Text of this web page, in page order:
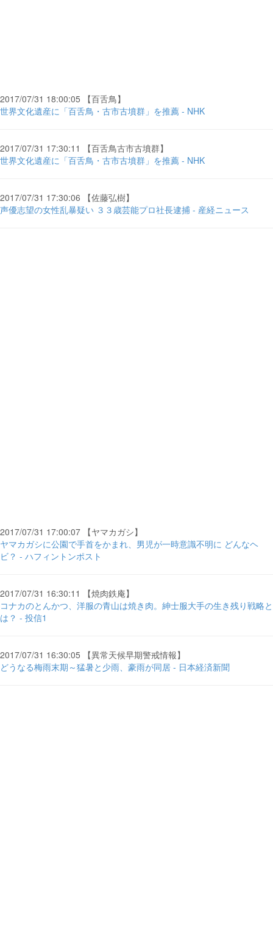
2017/07/31 18:00:05 【百舌鳥】
世界文化遺産に「百舌鳥・古市古墳群」を推薦 - NHK
2017/07/31 17:30:11 【百舌鳥古市古墳群】
世界文化遺産に「百舌鳥・古市古墳群」を推薦 - NHK
2017/07/31 17:30:06 【佐藤弘樹】
声優志望の女性乱暴疑い ３３歳芸能プロ社長逮捕 - 産経ニュース
2017/07/31 17:00:07 【ヤマカガシ】
ヤマカガシに公園で手首をかまれ、男児が一時意識不明に どんなヘ
ビ？ - ハフィントンポスト
2017/07/31 16:30:11 【焼肉鉄庵】
コナカのとんかつ、洋服の青山は焼き肉。紳士服大手の生き残り戦略と
は？ - 投信1
2017/07/31 16:30:05 【異常天候早期警戒情報】
どうなる梅雨末期～猛暑と少雨、豪雨が同居 - 日本経済新聞